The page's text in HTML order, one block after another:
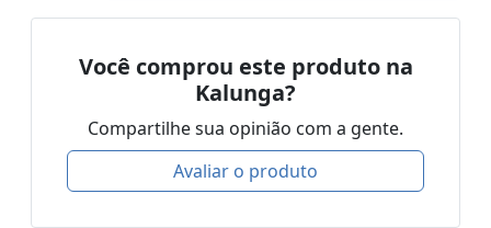
Você comprou este produto na
Kalunga?
Compartilhe sua opinião com a gente.
Avaliar o produto